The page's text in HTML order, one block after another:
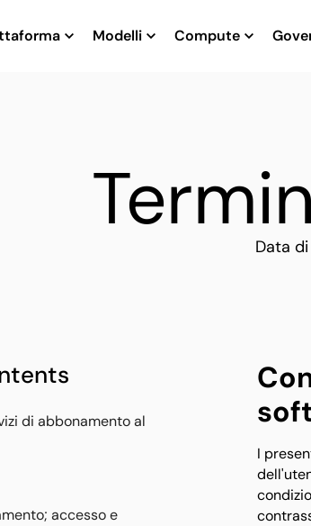
Modelli Compute
Data
di abbonamento al
accesso e
I